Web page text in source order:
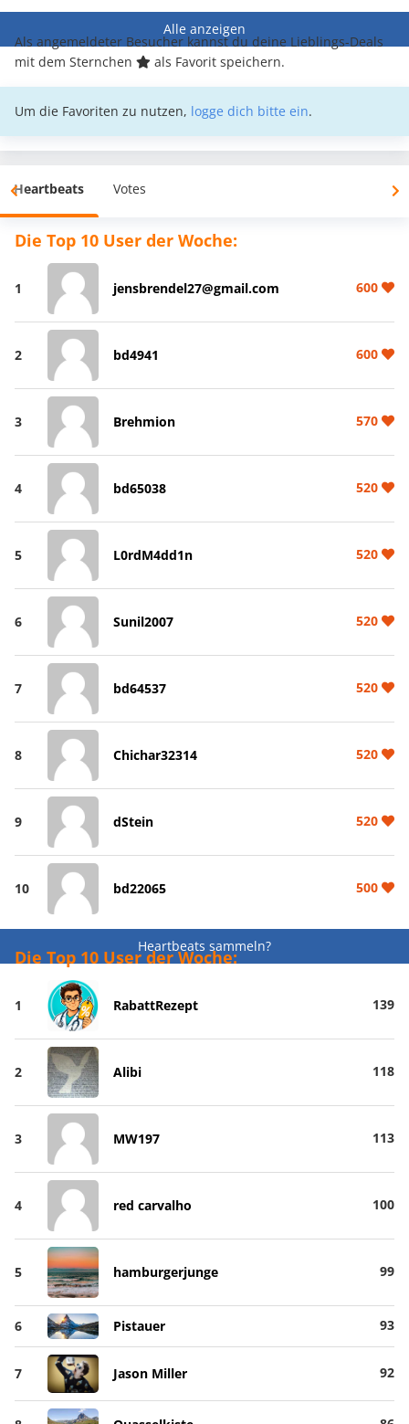
Alle anzeigen
Als angemeldeter Besucher kannst du deine Lieblings-Deals
mit dem Sternchen
als Favorit speichern.
Um die Favoriten zu nutzen, logge dich bitte ein.
Heartbeats Votes
Die Top 10 User der Woche:
1 jensbrendel27@gmail.com 600
2 bd4941 600
3 Brehmion 570
4 bd65038 520
5 L0rdM4dd1n 520
6 Sunil2007 520
7 bd64537 520
8 Chichar32314 520
9 dStein 520
10 bd22065 500
Heartbeats sammeln?
Die Top 10 User der Woche:
1 RabattRezept 139
2 Alibi 118
3 MW197 113
4 red carvalho 100
5 hamburgerjunge 99
6 Pistauer 93
7 Jason Miller 92